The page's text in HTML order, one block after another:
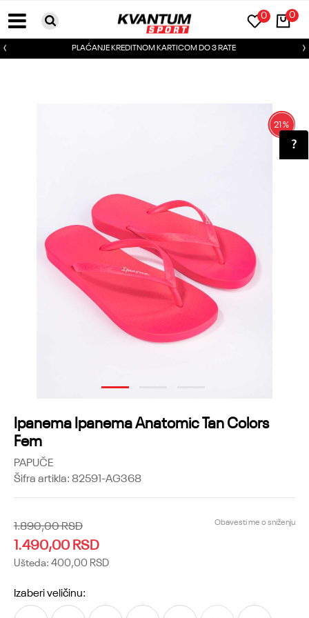
0
0
PLAĆANJE KREDITNOM KARTICOM DO 3 RATE
1
21%
Ipanema Ipanema Anatomic Tan Colors
Fem
PAPUČE
Šifra artikla:82591-AG368
1.890,00RSD
1.490,00RSD
Ušteda: 400,00 RSD
Obavesti me o sniženju
Izaberi veličinu: